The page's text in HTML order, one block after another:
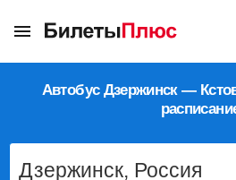
Автобус Дзержинск —